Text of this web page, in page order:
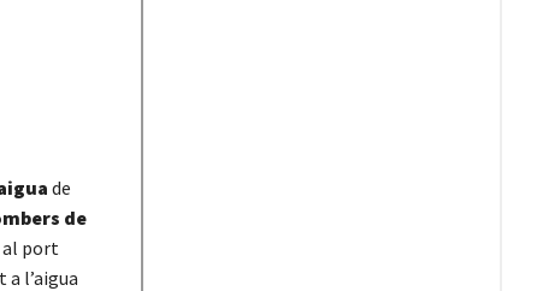
de
de
al port
l’aigua